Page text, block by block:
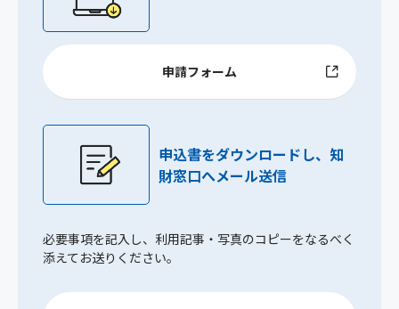
申請フォーム
申込書をダウンロードし、知
財窓口へメール送信
必要事項を記入し、利用記事・写真のコピーをなるべく
添えてお送りください。